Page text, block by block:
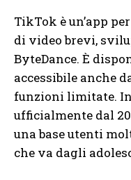
TikTok è un’app
di video brevi,
ByteDance. È
accessibile anche
funzioni limitate.
ufficialmente dal
una base utenti
che va dagli